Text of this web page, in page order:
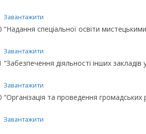
Завантажити
“Надання спеціальної освіти
Завантажити
діяльності інших закладів
Завантажити
“Організація та проведення громадських
Завантажити